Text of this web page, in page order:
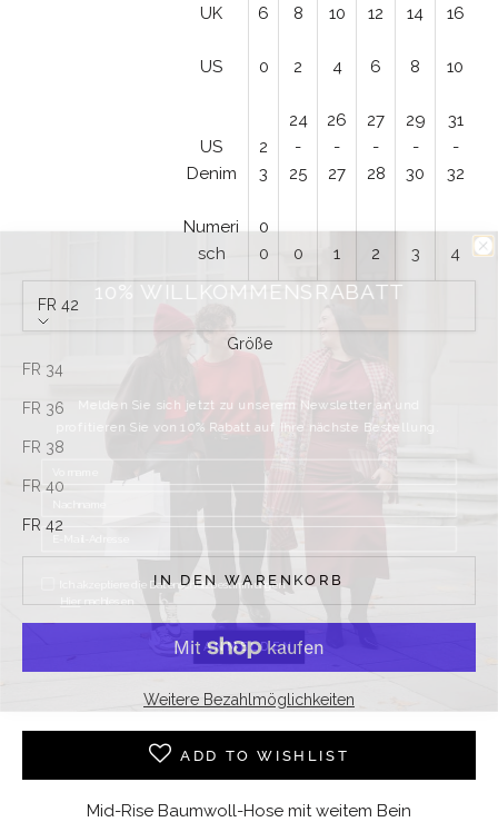
UK 6 8 10 12 14 16
US 0 2 4 6 8 10
US
Denim
2
3
24
-
25
26
-
27
27
-
28
29
-
30
31
-
32
Numeri
sch
0
0
0 1 2 3 4
FR 42
Größe
FR 34
FR 36
FR 38
FR 40
FR 42
IN DEN WARENKORB
Weitere Bezahlmöglichkeiten
ADD TO WISHLIST
Mid-Rise Baumwoll-Hose mit weitem Bein
10% WILLKOMMENSRABATT
profitieren Sie von 10% Rabatt auf Ihre nächste Bestellung.
Ich akzeptiere die Datenschutzbestimmungen.